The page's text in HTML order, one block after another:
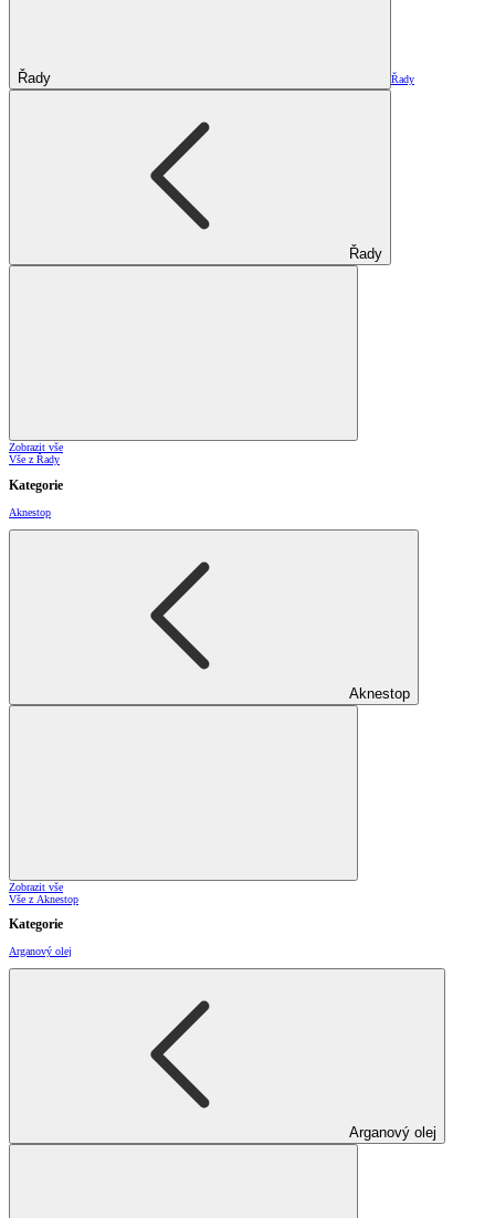
Řady Řady
Řady
Zobrazit vše
Vše z Řady
Kategorie
Aknestop
Aknestop
Zobrazit vše
Vše z Aknestop
Kategorie
Arganový olej
Arganový olej